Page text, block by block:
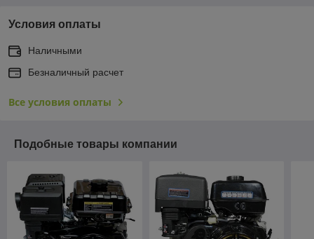
Условия оплаты
Наличными
Безналичный расчет
Все условия оплаты
Подобные товары компании